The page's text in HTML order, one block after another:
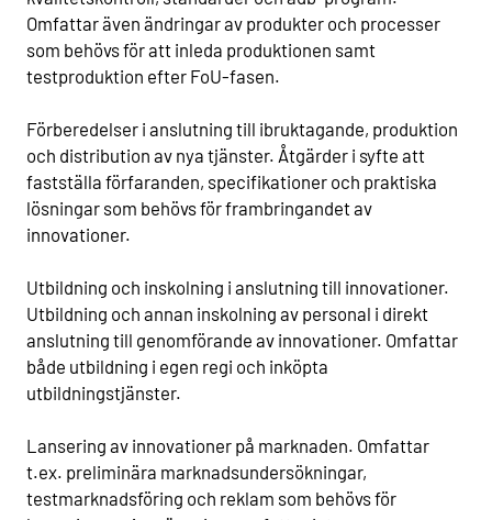
Omfattar även ändringar av produkter och processer
som behövs för att inleda produktionen samt
testproduktion efter FoU-fasen.
Förberedelser i anslutning till ibruktagande, produktion
och distribution av nya tjänster. Åtgärder i syfte att
fastställa förfaranden, specifikationer och praktiska
lösningar som behövs för frambringandet av
innovationer.
Utbildning och inskolning i anslutning till innovationer.
Utbildning och annan inskolning av personal i direkt
anslutning till genomförande av innovationer. Omfattar
både utbildning i egen regi och inköpta
utbildningstjänster.
Lansering av innovationer på marknaden. Omfattar
t.ex. preliminära marknadsundersökningar,
testmarknadsföring och reklam som behövs för